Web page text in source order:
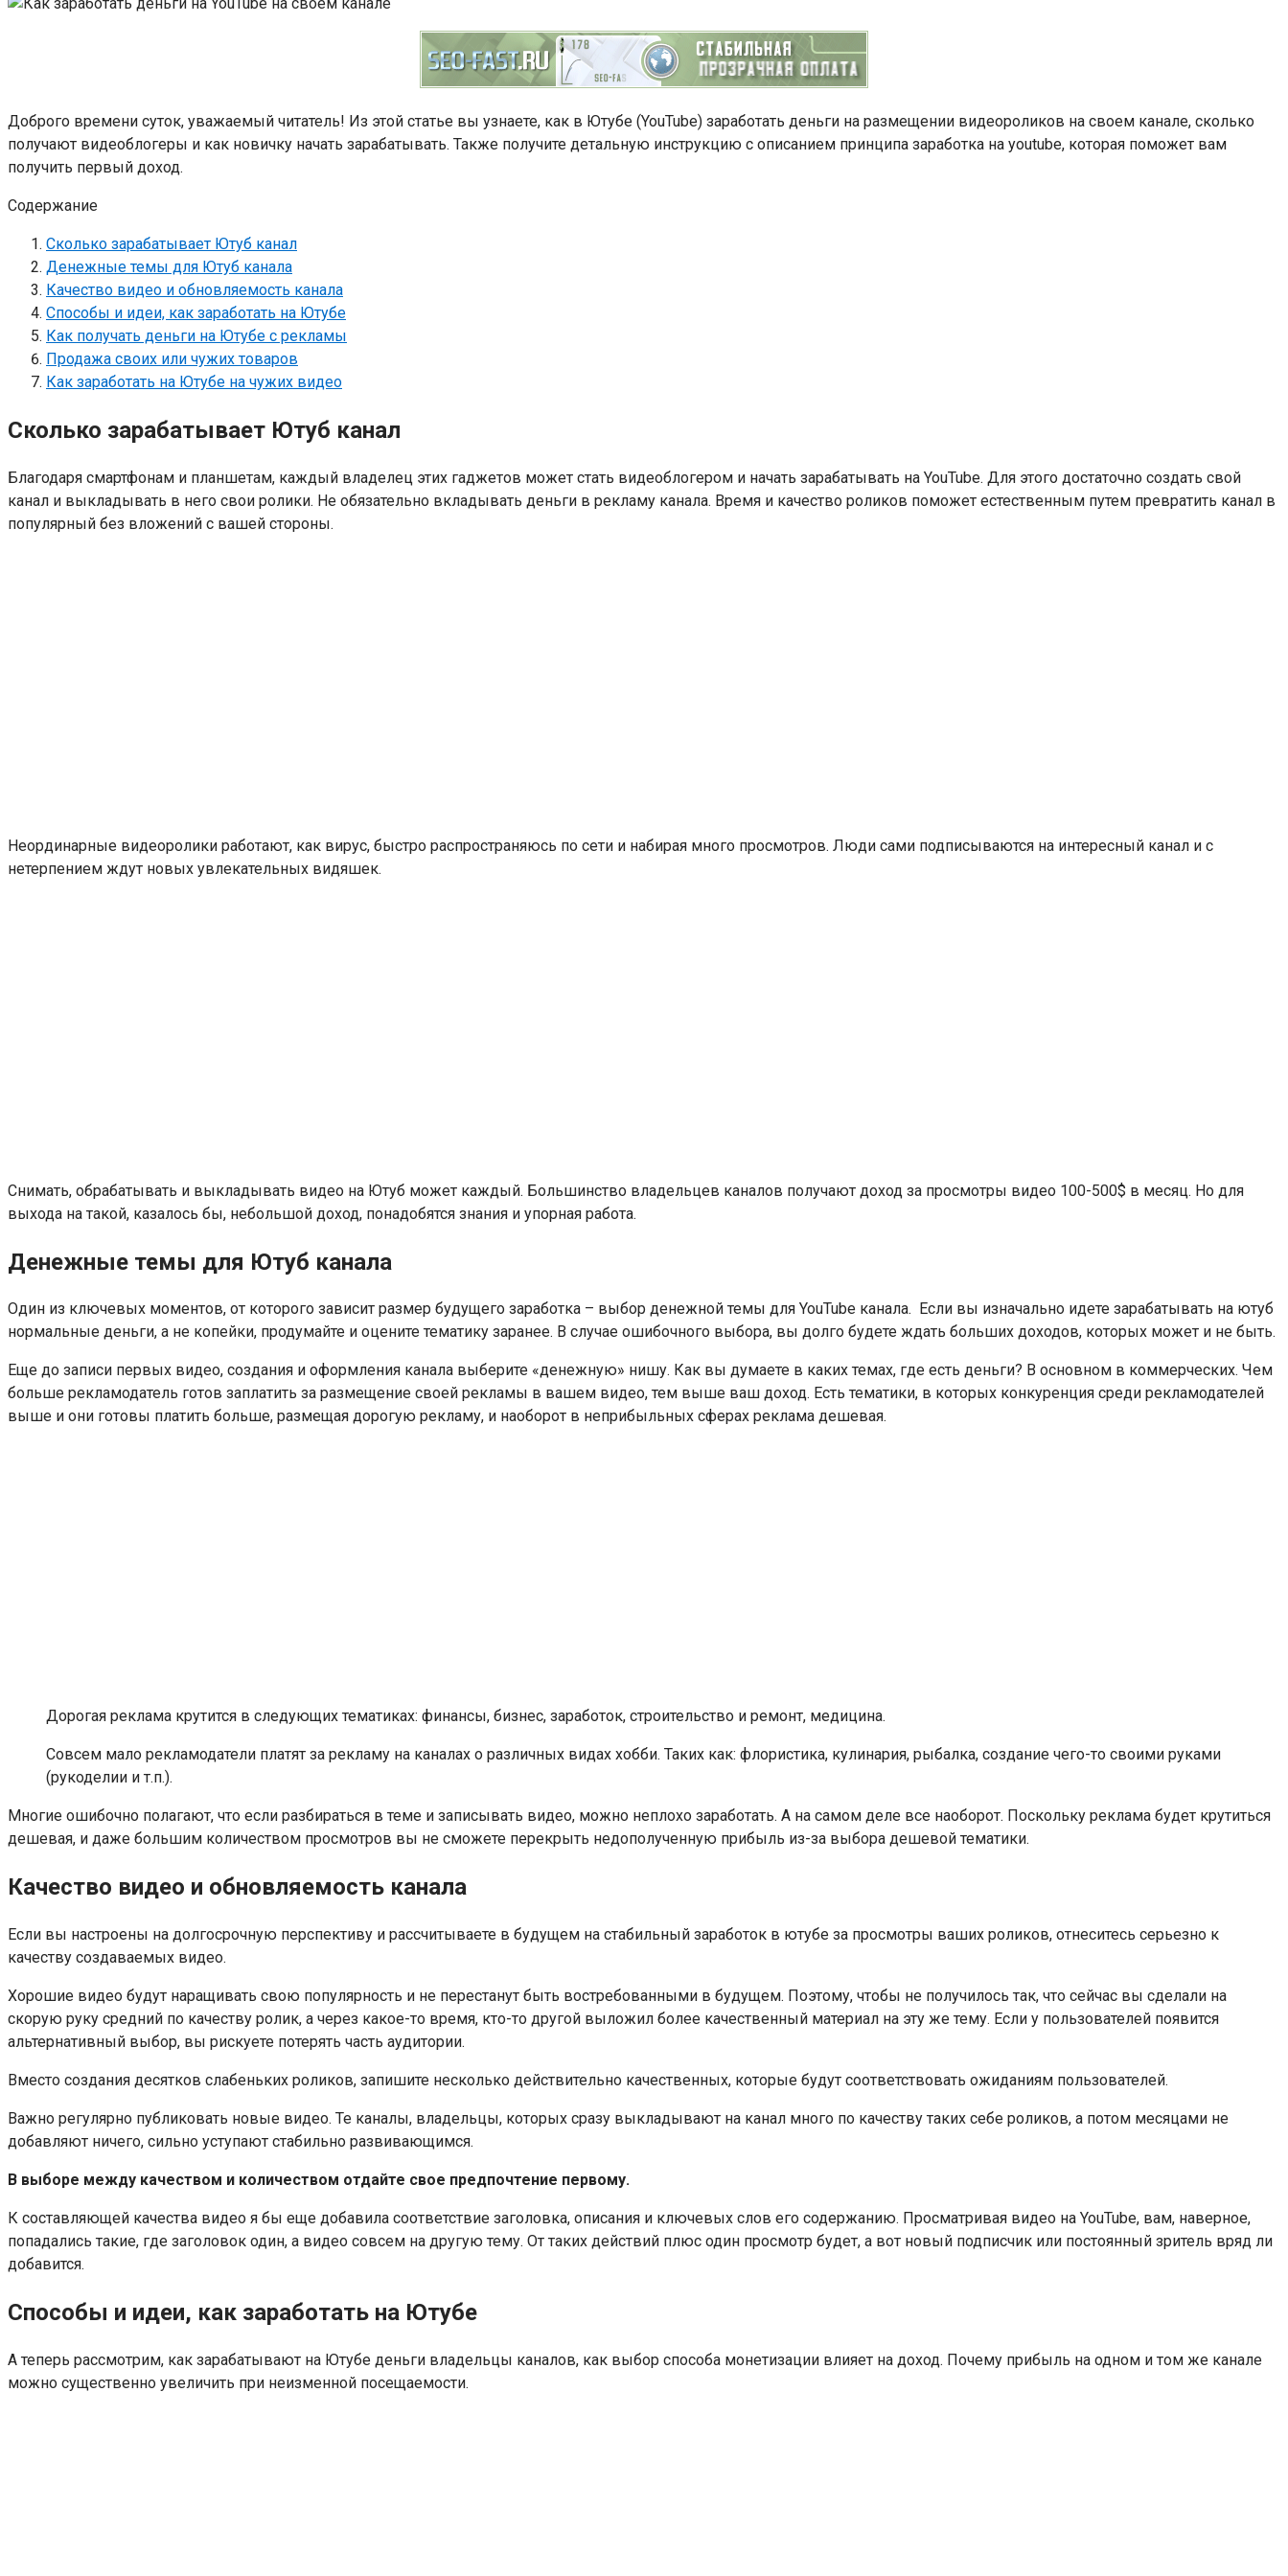
Доброго времени суток, уважаемый читатель! Из этой статье вы узнаете, как в Ютубе (YouTube) заработать деньги на размещении видеороликов на своем канале, сколько
получают видеоблогеры и как новичку начать зарабатывать. Также получите детальную инструкцию с описанием принципа заработка на youtube, которая поможет вам
получить первый доход.
Содержание
Сколько зарабатывает Ютуб канал
Денежные темы для Ютуб канала
Качество видео и обновляемость канала
Способы и идеи, как заработать на Ютубе
Как получать деньги на Ютубе с рекламы
Продажа своих или чужих товаров
Как заработать на Ютубе на чужих видео
Сколько зарабатывает Ютуб канал
Благодаря смартфонам и планшетам, каждый владелец этих гаджетов может стать видеоблогером и начать зарабатывать на YouTube. Для этого достаточно создать свой
канал и выкладывать в него свои ролики. Не обязательно вкладывать деньги в рекламу канала. Время и качество роликов поможет естественным путем превратить канал в
популярный без вложений с вашей стороны.
Неординарные видеоролики работают, как вирус, быстро распространяюсь по сети и набирая много просмотров. Люди сами подписываются на интересный канал и с
нетерпением ждут новых увлекательных видяшек.
Снимать, обрабатывать и выкладывать видео на Ютуб может каждый. Большинство владельцев каналов получают доход за просмотры видео 100-500$ в месяц. Но для
выхода на такой, казалось бы, небольшой доход, понадобятся знания и упорная работа.
Денежные темы для Ютуб канала
Один из ключевых моментов, от которого зависит размер будущего заработка – выбор денежной темы для YouTube канала. Если вы изначально идете зарабатывать на ютуб
нормальные деньги, а не копейки, продумайте и оцените тематику заранее. В случае ошибочного выбора, вы долго будете ждать больших доходов, которых может и не быть.
Еще до записи первых видео, создания и оформления канала выберите «денежную» нишу. Как вы думаете в каких темах, где есть деньги? В основном в коммерческих. Чем
больше рекламодатель готов заплатить за размещение своей рекламы в вашем видео, тем выше ваш доход. Есть тематики, в которых конкуренция среди рекламодателей
выше и они готовы платить больше, размещая дорогую рекламу, и наоборот в неприбыльных сферах реклама дешевая.
Дорогая реклама крутится в следующих тематиках: финансы, бизнес, заработок, строительство и ремонт, медицина.
Совсем мало рекламодатели платят за рекламу на каналах о различных видах хобби. Таких как: флористика, кулинария, рыбалка, создание чего-то своими руками
(рукоделии и т.п.).
Многие ошибочно полагают, что если разбираться в теме и записывать видео, можно неплохо заработать. А на самом деле все наоборот. Поскольку реклама будет крутиться
дешевая, и даже большим количеством просмотров вы не сможете перекрыть недополученную прибыль из-за выбора дешевой тематики.
Качество видео и обновляемость канала
Если вы настроены на долгосрочную перспективу и рассчитываете в будущем на стабильный заработок в ютубе за просмотры ваших роликов, отнеситесь серьезно к
качеству создаваемых видео.
Хорошие видео будут наращивать свою популярность и не перестанут быть востребованными в будущем. Поэтому, чтобы не получилось так, что сейчас вы сделали на
скорую руку средний по качеству ролик, а через какое-то время, кто-то другой выложил более качественный материал на эту же тему. Если у пользователей появится
альтернативный выбор, вы рискуете потерять часть аудитории.
Вместо создания десятков слабеньких роликов, запишите несколько действительно качественных, которые будут соответствовать ожиданиям пользователей.
Важно регулярно публиковать новые видео. Те каналы, владельцы, которых сразу выкладывают на канал много по качеству таких себе роликов, а потом месяцами не
добавляют ничего, сильно уступают стабильно развивающимся.
В выборе между качеством и количеством отдайте свое предпочтение первому.
К составляющей качества видео я бы еще добавила соответствие заголовка, описания и ключевых слов его содержанию. Просматривая видео на YouTube, вам, наверное,
попадались такие, где заголовок один, а видео совсем на другую тему. От таких действий плюс один просмотр будет, а вот новый подписчик или постоянный зритель вряд ли
добавится.
Способы и идеи, как заработать на Ютубе
А теперь рассмотрим, как зарабатывают на Ютубе деньги владельцы каналов, как выбор способа монетизации влияет на доход. Почему прибыль на одном и том же канале
можно существенно увеличить при неизменной посещаемости.